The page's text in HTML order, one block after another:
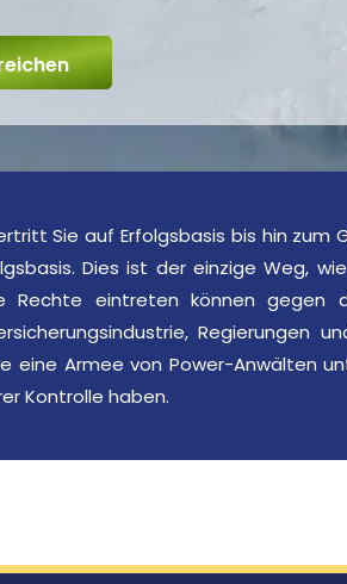
Sie auf Erfolgsbasis bis hin zum
Dies ist der einzige Weg,
Rechte eintreten können gegen
Regierungen
eine Armee von Power-Anwälten
Kontrolle haben.